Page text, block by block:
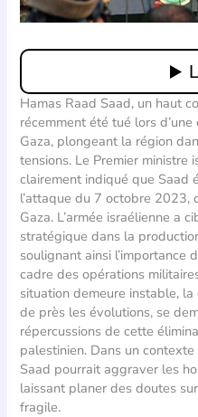
Hamas Raad Saad, un haut
récemment été tué lors
Gaza, plongeant la région
tensions. Le Premier ministre
clairement indiqué que Saad
l’attaque du 7 octobre 2023,
Gaza. L’armée israélienne a
stratégique dans la
soulignant ainsi l’importance
cadre des opérations
situation demeure instable,
de près les évolutions, se
répercussions de cette
palestinien. Dans un
Saad pourrait aggraver les
laissant planer des doutes
fragile.